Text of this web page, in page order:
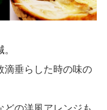
滴垂らした時の味の